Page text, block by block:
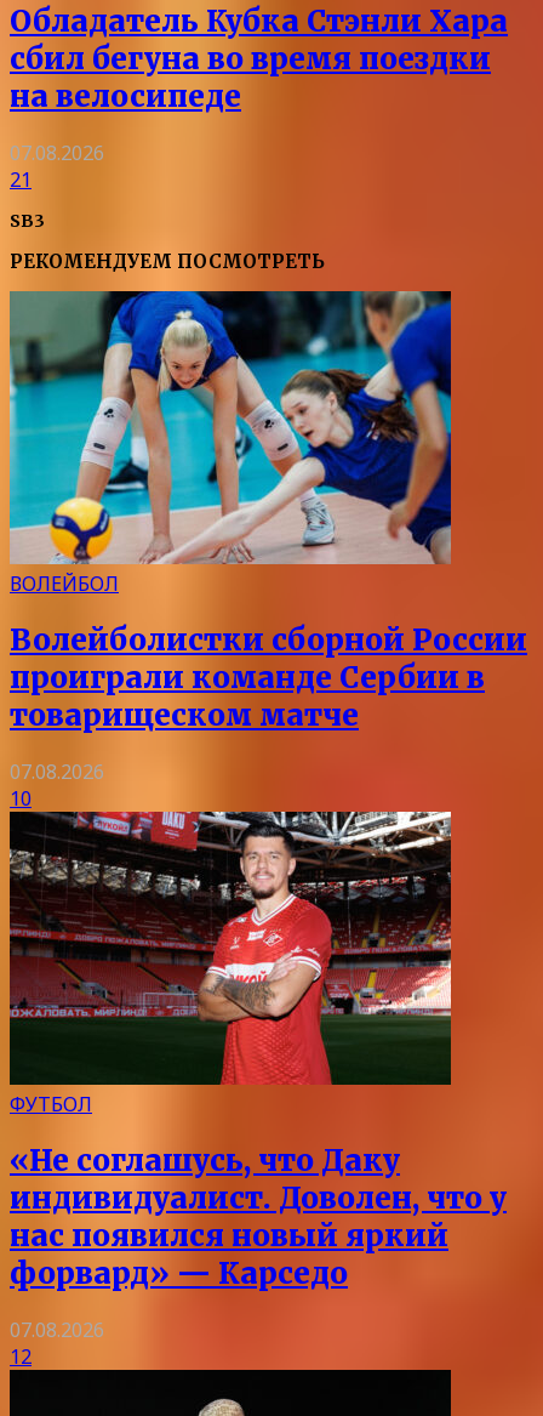
Обладатель Кубка Стэнли Хара
сбил бегуна во время поездки
на велосипеде
07.08.2026
21
SB3
РЕКОМЕНДУЕМ ПОСМОТРЕТЬ
ВОЛЕЙБОЛ
Волейболистки сборной России
проиграли команде Сербии в
товарищеском матче
07.08.2026
10
ФУТБОЛ
«Не соглашусь, что Даку
индивидуалист. Доволен, что у
нас появился новый яркий
форвард» — Карседо
07.08.2026
12